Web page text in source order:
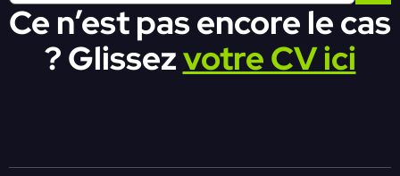
Ce n’est pas encore le cas
? Glissezvotre CV ici